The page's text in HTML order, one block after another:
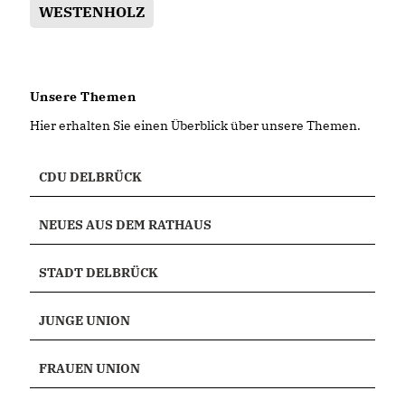
WESTENHOLZ
Unsere Themen
Hier erhalten Sie einen Überblick über unsere Themen.
CDU DELBRÜCK
NEUES AUS DEM RATHAUS
STADT DELBRÜCK
JUNGE UNION
FRAUEN UNION